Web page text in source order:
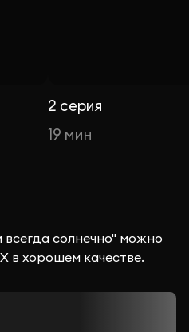
2 серия
19 мин
солнечно" можно
в хорошем качестве.